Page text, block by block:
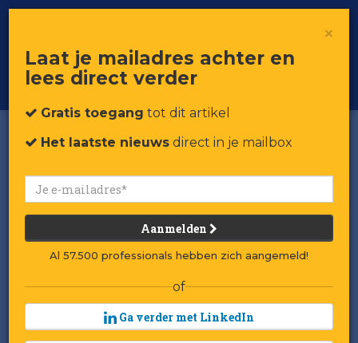
Voor professionals in retail & brands
Toggle
×
Laat je mailadres achter en
lees direct verder
Gratis toegang tot dit artikel
Het laatste nieuws direct in je mailbox
Aanmelden
Al 57.500 professionals hebben zich aangemeld!
of
Ga verder met LinkedIn